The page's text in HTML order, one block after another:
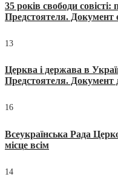
35 років свободи совісті:
Предстоятеля. Документ
13
Церква і держава в
Предстоятеля. Документ
16
Всеукраїнська Рада
місце всім
14